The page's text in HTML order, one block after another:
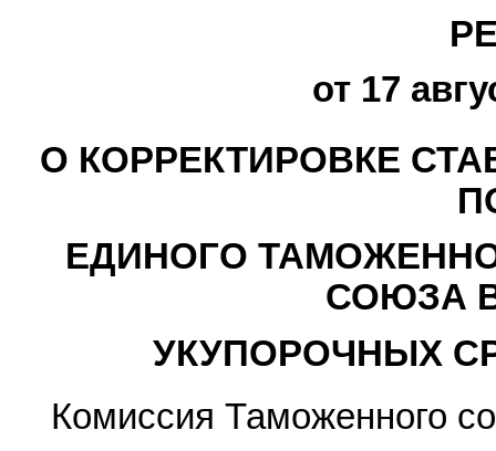
от 17
О КОРРЕКТИРОВКЕ
ЕДИНОГО
СОЮЗА
УКУПОРОЧНЫХ
Комиссия Таможенного